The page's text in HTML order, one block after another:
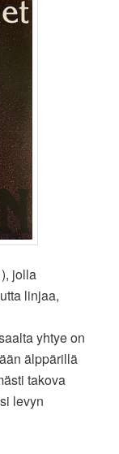
jolla
linjaa,
yhtye on
älppärillä
takova
levyn